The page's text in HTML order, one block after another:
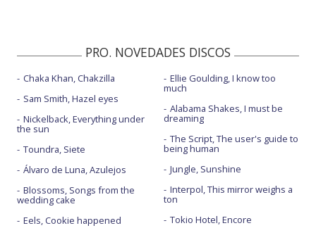
PRO. NOVEDADES DISCOS
Chaka Khan, Chakzilla
Sam Smith, Hazel eyes
Nickelback, Everything under
the sun
Toundra, Siete
Álvaro de Luna, Azulejos
Blossoms, Songs from the
wedding cake
Eels, Cookie happened
Ellie Goulding, I know too
much
Alabama Shakes, I must be
dreaming
The Script, The user's guide to
being human
Jungle, Sunshine
Interpol, This mirror weighs a
ton
Tokio Hotel, Encore